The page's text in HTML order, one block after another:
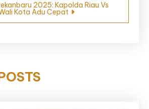
2025: Kapolda Riau Vs
Kota Adu Cepat